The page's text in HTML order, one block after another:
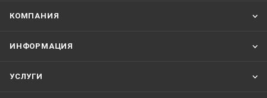
КОМПАНИЯ
ИНФОРМАЦИЯ
УСЛУГИ